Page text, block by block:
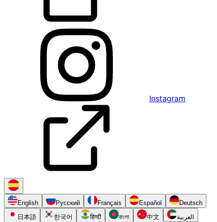
Instagram
English Русский Français Español
Deutsch
日本語
한국어 हिन्दी বাংলা 中文 العربية